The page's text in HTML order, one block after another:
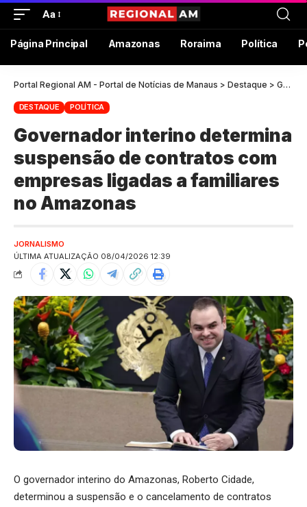
Aa
Página Principal Amazonas Roraima Política
Portal Regional AM - Portal de Notícias de Manaus > Destaque > Governador interino determina suspensão de contratos com empresas ligadas a familiares no Amazonas
DESTAQUE POLÍTICA
Governador interino determina
suspensão de contratos com
empresas ligadas a familiares
no Amazonas
ÚLTIMA ATUALIZAÇÃO 08/04/2026 12:39
JORNALISMO
O governador interino do Amazonas, Roberto Cidade,
determinou a suspensão e o cancelamento de contratos